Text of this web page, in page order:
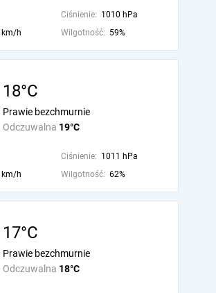
Ciśnienie: 1010 hPa
km/h Wilgotność: 59%
18°C
Odczuwalna 19°C
Prawie bezchmurnie
Ciśnienie: 1011 hPa
km/h Wilgotność: 62%
17°C
Odczuwalna 18°C
Prawie bezchmurnie